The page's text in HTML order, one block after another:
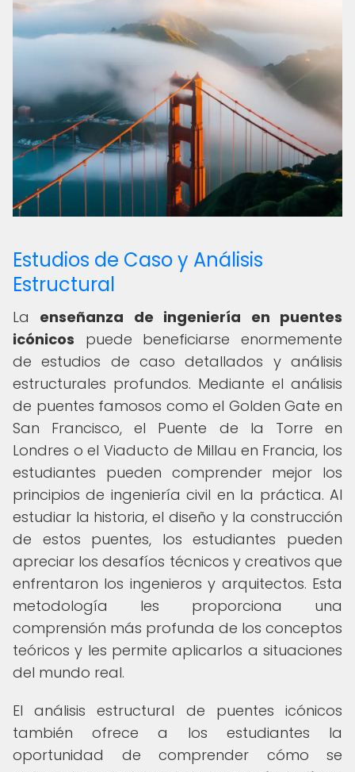
Estudios de Caso y Análisis
Estructural
La enseñanza de ingeniería en puentes
icónicos puede beneficiarse enormemente
de estudios de caso detallados y análisis
estructurales profundos. Mediante el análisis
de puentes famosos como el Golden Gate en
San Francisco, el Puente de la Torre en
Londres o el Viaducto de Millau en Francia, los
estudiantes pueden comprender mejor los
principios de ingeniería civil en la práctica. Al
estudiar la historia, el diseño y la construcción
de estos puentes, los estudiantes pueden
apreciar los desafíos técnicos y creativos que
enfrentaron los ingenieros y arquitectos. Esta
metodología les proporciona una
comprensión más profunda de los conceptos
teóricos y les permite aplicarlos a situaciones
del mundo real.
El análisis estructural de puentes icónicos
también ofrece a los estudiantes la
oportunidad de comprender cómo se